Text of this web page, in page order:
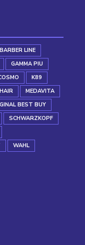
BARBER LINE
GAMMA PIU
K89
MEDAVITA
BEST BUY
SCHWARZKOPF
WAHL